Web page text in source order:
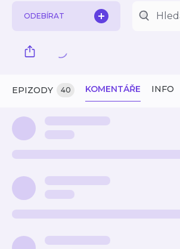
ODEBÍRAT
EPIZODY 40 KOMENTÁŘE INFO